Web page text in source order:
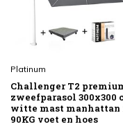
Platinum
Challenger T2
zweefparasol 300x300
witte mast manhattan
90KG voet en hoes